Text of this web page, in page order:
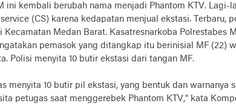
ini kembali berubah nama menjadi Phantom KTV. Lagi-
(CS) karena kedapatan menjual ekstasi. Terbaru,
Medan Barat. Kasatresnarkoba Polrestabes
pemasok yang ditangkap itu berinisial MF (22)
Polisi menyita 10 butir ekstasi dari tangan MF.
menyita 10 butir pil ekstasi, yang bentuk dan warnanya
petugas saat menggerebek Phantom KTV," kata